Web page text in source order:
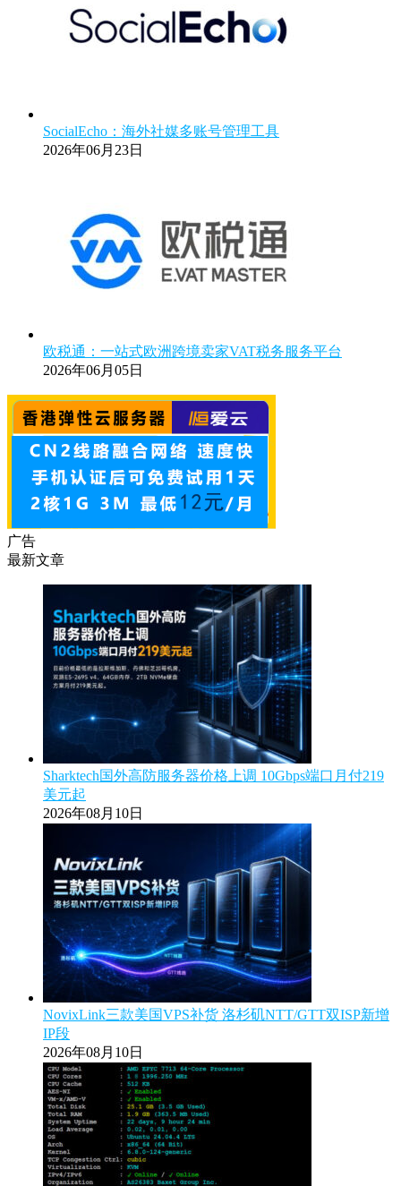
SocialEcho：海外社媒多账号管理工具
2026年06月23日
欧税通：一站式欧洲跨境卖家VAT税务服务平台
2026年06月05日
广告
最新文章
Sharktech国外高防服务器价格上调 10Gbps端口月付219
美元起
2026年08月10日
NovixLink三款美国VPS补货 洛杉矶NTT/GTT双ISP新增
IP段
2026年08月10日